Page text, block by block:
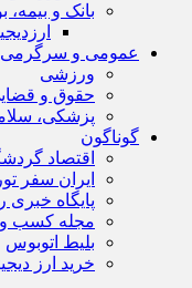
بانک و
عمومی و سرگرمی
ورزشی
حقوق و
پزشکی،
گوناگون
اقتصاد
ایران سفر تور
پایگاه خبری
مجله کسب و
بلیط اتوبوس
خرید ارز